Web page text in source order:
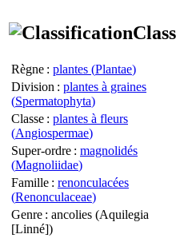
Règne : plantes (Plantae)
Division : plantes à graines
(Spermatophyta)
Classe : plantes à fleurs
(Angiospermae)
Super-ordre : magnolidés
(Magnoliidae)
Famille : renonculacées
(Renonculaceae)
Genre : ancolies (Aquilegia
[Linné])